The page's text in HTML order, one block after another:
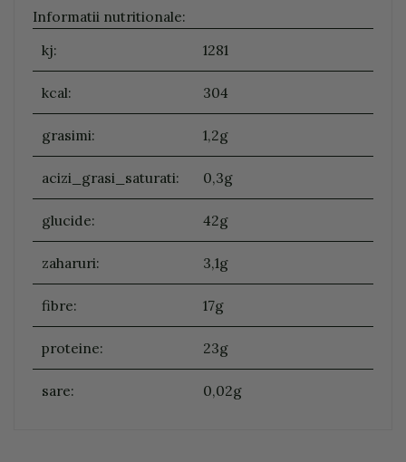
Informatii nutritionale:
kj:
1281
kcal: 304
grasimi: 1,2g
acizi_grasi_saturati: 0,3g
glucide: 42g
zaharuri: 3,1g
fibre: 17g
proteine: 23g
sare: 0,02g